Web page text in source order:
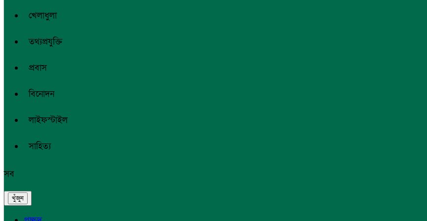
খেলাধুলা
তথ্যপ্রযুক্তি
প্রবাস
বিনোদন
লাইফস্টাইল
সাহিত্য
সব